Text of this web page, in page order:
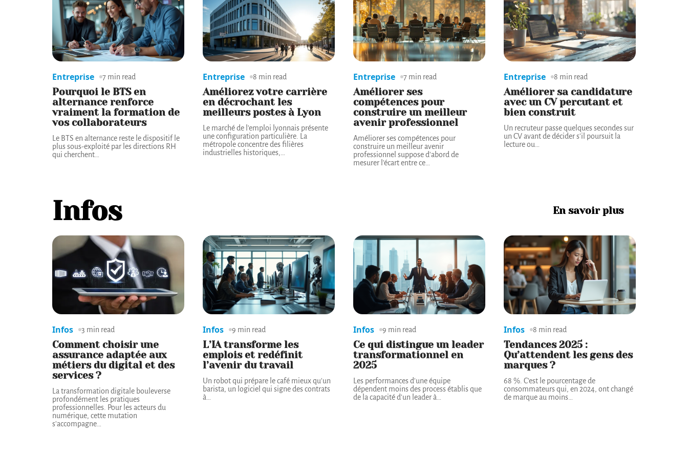
Entreprise 7 min read
Pourquoi le BTS en
alternance renforce
vraiment la formation de
vos collaborateurs
Le BTS en alternance reste le dispositif le
plus sous-exploité par les directions RH
qui cherchent
Entreprise 8 min read
Améliorez votre carrière
en décrochant les
meilleurs postes à Lyon
Le marché de l'emploi lyonnais présente
une configuration particulière. La
métropole concentre des filières
industrielles historiques,
Entreprise 7 min read
Améliorer ses
compétences pour
construire un meilleur
avenir professionnel
Améliorer ses compétences pour
construire un meilleur avenir
professionnel suppose d'abord de
mesurer l'écart entre ce
Entreprise 8 min read
Améliorer sa candidature
avec un CV percutant et
bien construit
Un recruteur passe quelques secondes sur
un CV avant de décider s'il poursuit la
lecture ou
Infos En savoir plus
Infos 3 min read
Comment choisir une
assurance adaptée aux
métiers du digital et des
services ?
La transformation digitale bouleverse
profondément les pratiques
professionnelles. Pour les acteurs du
numérique, cette mutation
s'accompagne…
Infos 9 min read
L’IA transforme les
emplois et redéfinit
l’avenir du travail
Un robot qui prépare le café mieux qu'un
barista, un logiciel qui signe des contrats
à…
Infos 9 min read
Ce qui distingue un leader
transformationnel en
2025
Les performances d'une équipe
dépendent moins des process établis que
de la capacité d'un leader à…
Infos 8 min read
Tendances 2025 :
Qu’attendent les gens des
marques ?
68 %. C'est le pourcentage de
consommateurs qui, en 2024, ont changé
de marque au moins…